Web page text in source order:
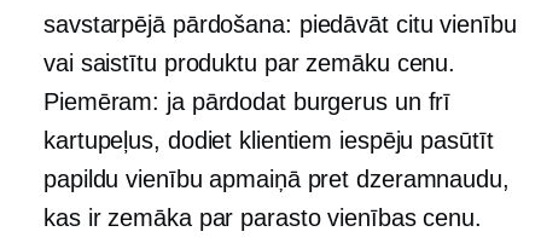
savstarpējā pārdošana: piedāvāt citu vienību
vai saistītu produktu par zemāku cenu.
Piemēram: ja pārdodat burgerus un frī
kartupeļus, dodiet klientiem iespēju pasūtīt
papildu vienību apmaiņā pret dzeramnaudu,
kas ir zemāka par parasto vienības cenu.